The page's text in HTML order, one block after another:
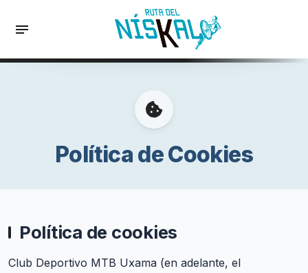
Política de Cookies
Política de cookies
Club Deportivo MTB Uxama (en adelante, el